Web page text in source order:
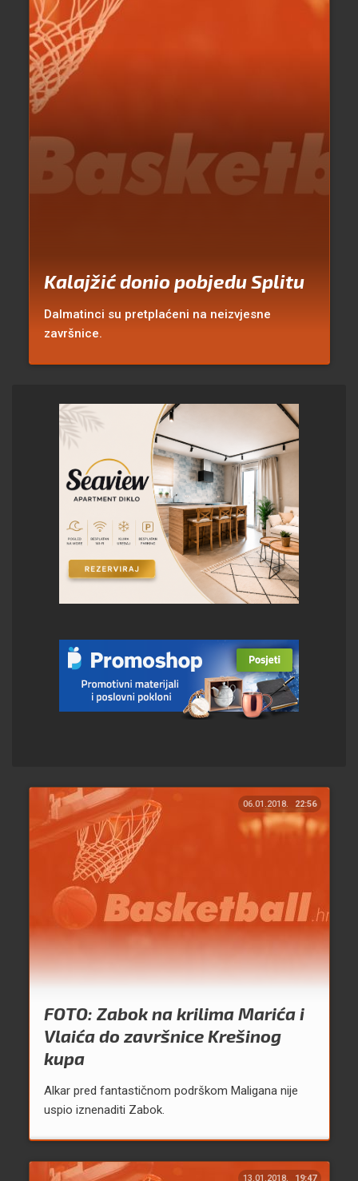
Kalajžić donio pobjedu Splitu
Dalmatinci su pretplaćeni na neizvjesne
završnice.
06.01.2018. 22:56
FOTO: Zabok na krilima Marića i
Vlaića do završnice Krešinog
kupa
Alkar pred fantastičnom podrškom Maligana nije
uspio iznenaditi Zabok.
13.01.2018. 19:47